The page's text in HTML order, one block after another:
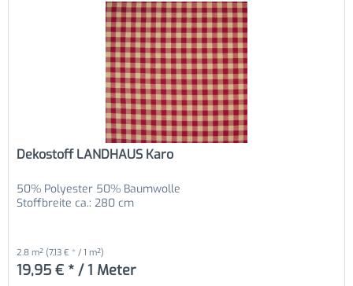
Dekostoff LANDHAUS Karo
50% Polyester 50% Baumwolle
Stoffbreite ca.: 280 cm
2.8 m² (7,13 € * / 1 m²)
19,95 € * / 1 Meter